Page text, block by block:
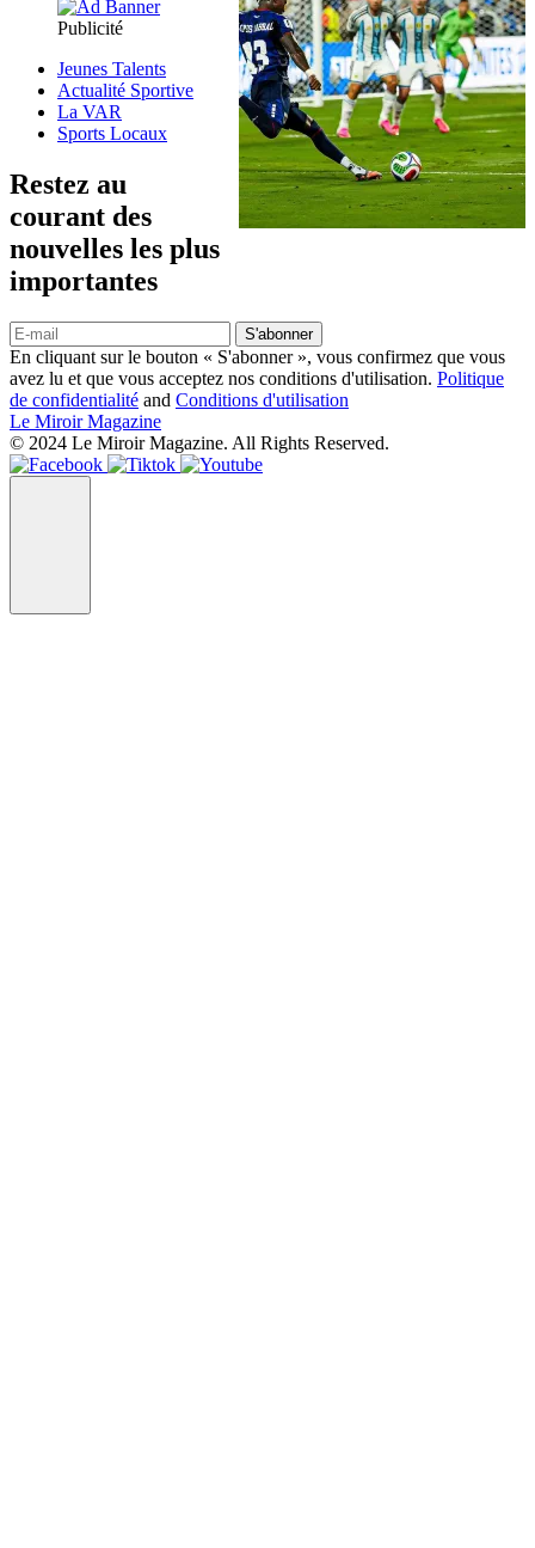
Publicité
Jeunes Talents
Actualité Sportive
La VAR
Sports Locaux
Restez au
courant des
nouvelles les plus
importantes
S'abonner
En cliquant sur le bouton « S'abonner », vous confirmez que vous
avez lu et que vous acceptez nos conditions d'utilisation. Politique
de confidentialité and Conditions d'utilisation
Le Miroir Magazine
© 2024 Le Miroir Magazine. All Rights Reserved.